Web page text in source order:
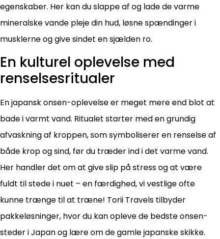
egenskaber. Her kan du slappe af og lade de varme
mineralske vande pleje din hud, løsne spændinger i
musklerne og give sindet en sjælden ro.
En kulturel oplevelse med
renselsesritualer
En japansk onsen-oplevelse er meget mere end blot at
bade i varmt vand. Ritualet starter med en grundig
afvaskning af kroppen, som symboliserer en renselse af
både krop og sind, før du træder ind i det varme vand.
Her handler det om at give slip på stress og at være
fuldt til stede i nuet – en færdighed, vi vestlige ofte
kunne trænge til at træne! Torii Travels tilbyder
pakkeløsninger, hvor du kan opleve de bedste onsen-
steder i Japan og lære om de gamle japanske skikke.